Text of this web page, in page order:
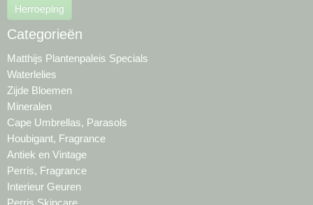
Herroeping
Categorieën
Matthijs Plantenpaleis Specials
Waterlelies
Zijde Bloemen
Mineralen
Cape Umbrellas, Parasols
Houbigant, Fragrance
Antiek en Vintage
Perris, Fragrance
Interieur Geuren
Perris Skincare